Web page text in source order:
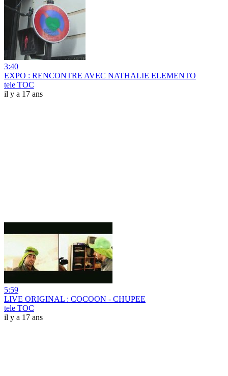
3:40
EXPO : RENCONTRE AVEC NATHALIE ELEMENTO
tele TOC
il y a 17 ans
5:59
LIVE ORIGINAL : COCOON - CHUPEE
tele TOC
il y a 17 ans